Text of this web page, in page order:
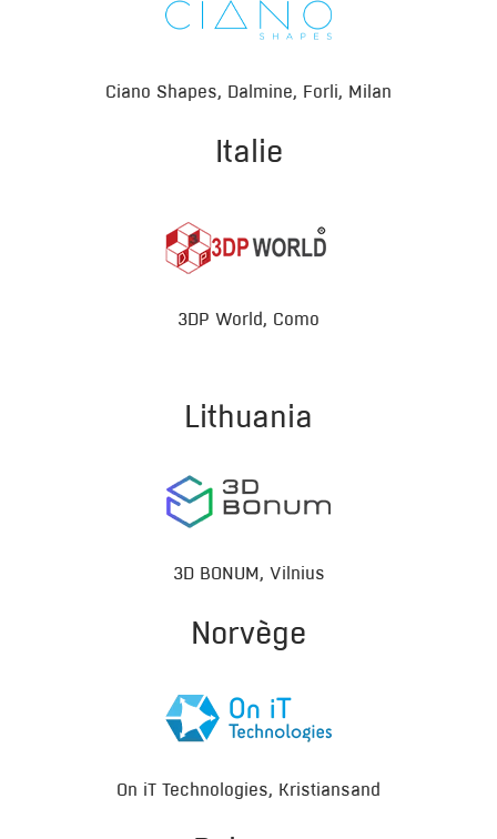
Ciano Shapes, Dalmine, Forli, Milan
Italie
3DP World, Como
Lithuania
3D BONUM, Vilnius
Norvège
On iT Technologies, Kristiansand